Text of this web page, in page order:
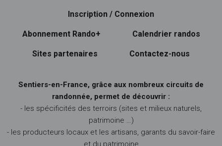
Inscription / Connexion
Abonnement Rando+ Calendrier randos
Sites partenaires Contactez-nous
Sentiers-en-France, grâce aux nombreux circuits de
randonnée, permet de découvrir :
- les spécificités des terroirs (sites et milieux naturels,
patrimoine …)
- les producteurs locaux et les artisans, garants du savoir-faire
et du patrimoine